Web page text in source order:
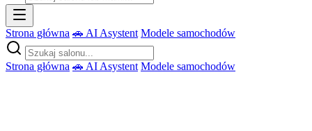
Strona główna 🚗 AI Asystent Modele samochodów
Strona główna 🚗 AI Asystent Modele samochodów